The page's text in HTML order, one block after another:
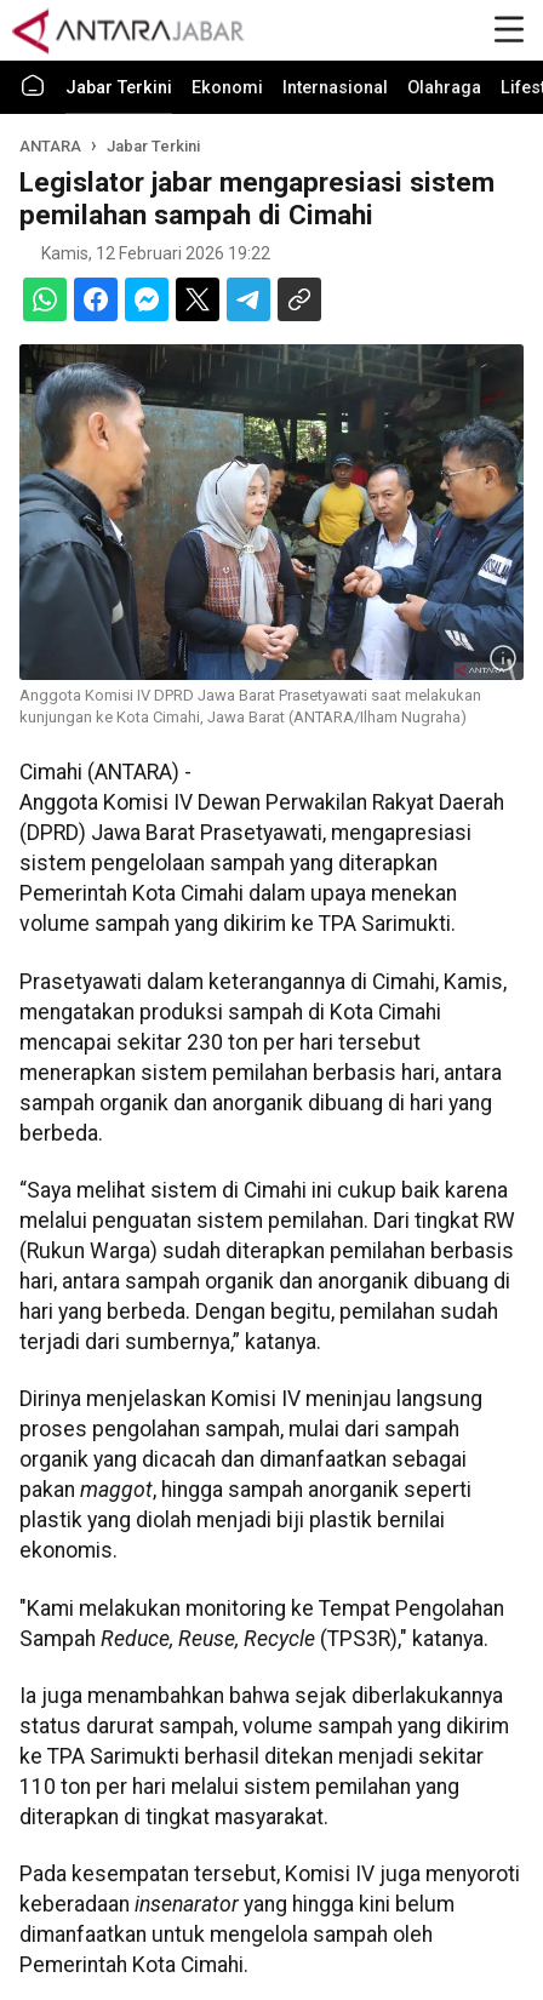
Jabar Terkini Ekonomi Internasional Olahraga
ANTARA Jabar Terkini
Legislator jabar mengapresiasi sistem
pemilahan sampah di Cimahi
Kamis, 12 Februari 2026 19:22
Anggota Komisi IV DPRD Jawa Barat Prasetyawati saat melakukan
kunjungan ke Kota Cimahi, Jawa Barat (ANTARA/Ilham Nugraha)
Cimahi (ANTARA) -
Anggota Komisi IV Dewan Perwakilan Rakyat Daerah
(DPRD) Jawa Barat Prasetyawati, mengapresiasi
sistem pengelolaan sampah yang diterapkan
Pemerintah Kota Cimahi dalam upaya menekan
volume sampah yang dikirim ke TPA Sarimukti.
Prasetyawati dalam keterangannya di Cimahi, Kamis,
mengatakan produksi sampah di Kota Cimahi
mencapai sekitar 230 ton per hari tersebut
menerapkan sistem pemilahan berbasis hari, antara
sampah organik dan anorganik dibuang di hari yang
berbeda.
“Saya melihat sistem di Cimahi ini cukup baik karena
melalui penguatan sistem pemilahan. Dari tingkat RW
(Rukun Warga) sudah diterapkan pemilahan berbasis
hari, antara sampah organik dan anorganik dibuang di
hari yang berbeda. Dengan begitu, pemilahan sudah
terjadi dari sumbernya,” katanya.
Dirinya menjelaskan Komisi IV meninjau langsung
proses pengolahan sampah, mulai dari sampah
organik yang dicacah dan dimanfaatkan sebagai
pakan maggot, hingga sampah anorganik seperti
plastik yang diolah menjadi biji plastik bernilai
ekonomis.
"Kami melakukan monitoring ke Tempat Pengolahan
Sampah Reduce, Reuse, Recycle (TPS3R)," katanya.
Ia juga menambahkan bahwa sejak diberlakukannya
status darurat sampah, volume sampah yang dikirim
ke TPA Sarimukti berhasil ditekan menjadi sekitar
110 ton per hari melalui sistem pemilahan yang
diterapkan di tingkat masyarakat.
Pada kesempatan tersebut, Komisi IV juga menyoroti
keberadaan insenaratoryang hingga kini belum
dimanfaatkan untuk mengelola sampah oleh
Pemerintah Kota Cimahi.